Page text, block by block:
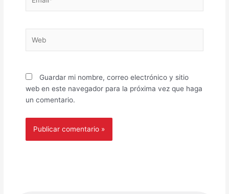
Guardar mi nombre, correo electrónico y sitio
web en este navegador para la próxima vez que haga
un comentario.